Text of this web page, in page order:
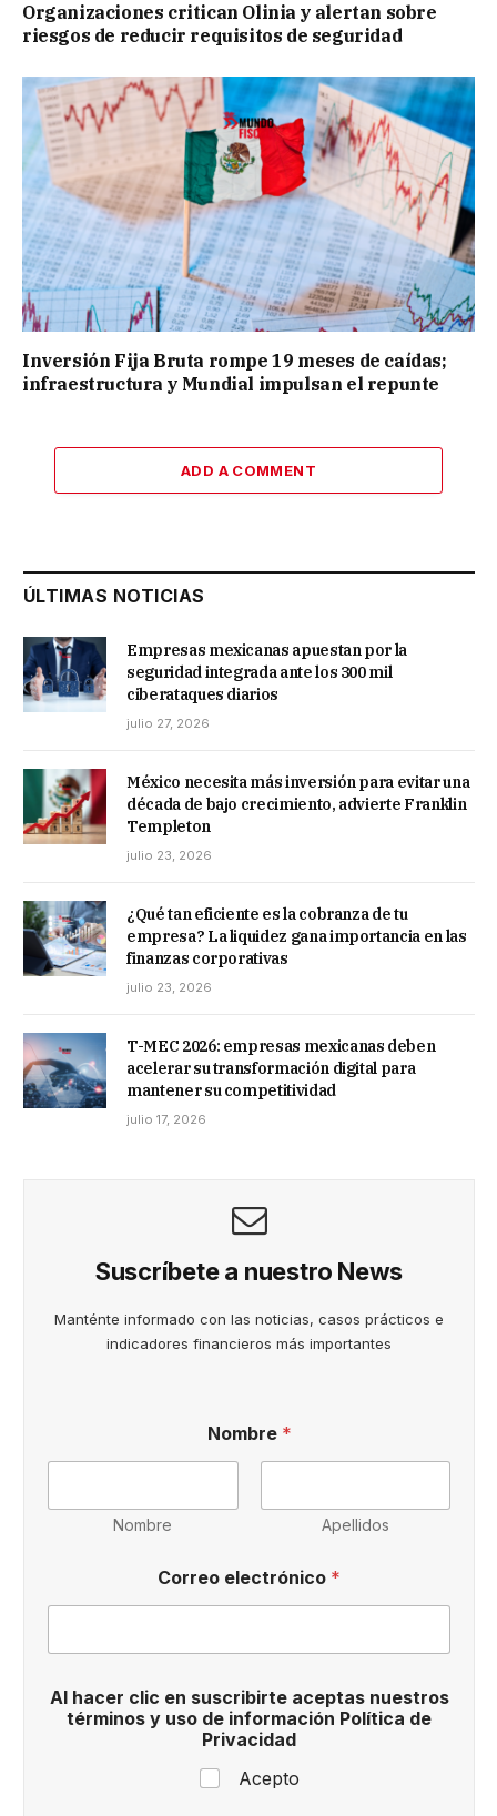
Organizaciones critican Olinia y alertan sobre
riesgos de reducir requisitos de seguridad
Inversión Fija Bruta rompe 19 meses de caídas;
infraestructura y Mundial impulsan el repunte
ADD A COMMENT
ÚLTIMAS NOTICIAS
Empresas mexicanas apuestan por la
seguridad integrada ante los 300 mil
ciberataques diarios
julio 27, 2026
México necesita más inversión para evitar una
década de bajo crecimiento, advierte Franklin
Templeton
julio 23, 2026
¿Qué tan eficiente es la cobranza de tu
empresa? La liquidez gana importancia en las
finanzas corporativas
julio 23, 2026
T-MEC 2026: empresas mexicanas deben
acelerar su transformación digital para
mantener su competitividad
julio 17, 2026
Suscríbete a nuestro News
Manténte informado con las noticias, casos prácticos e
indicadores financieros más importantes
Nombre *
Nombre Apellidos
Correo electrónico *
o
l
í
i
Al hacer clic en suscribirte aceptas nuestros
términos y uso de información Política de
Privacidad
Acepto